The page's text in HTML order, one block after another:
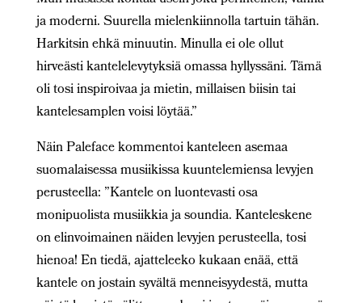
ja moderni. Suurella mielenkiinnolla tartuin tähän.
Harkitsin ehkä minuutin. Minulla ei ole ollut
hirveästi kantelelevytyksiä omassa hyllyssäni. Tämä
oli tosi inspiroivaa ja mietin, millaisen biisin tai
kantelesamplen voisi löytää.”
Näin Paleface kommentoi kanteleen asemaa
suomalaisessa musiikissa kuuntelemiensa levyjen
perusteella: ”Kantele on luontevasti osa
monipuolista musiikkia ja soundia. Kanteleskene
on elinvoimainen näiden levyjen perusteella, tosi
hienoa! En tiedä, ajatteleeko kukaan enää, että
kantele on jostain syvältä menneisyydestä, mutta